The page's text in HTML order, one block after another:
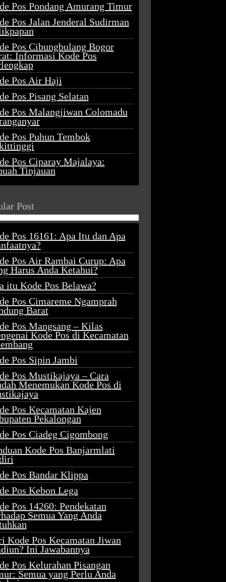
Pos Pondang Amurang Timur
Pos Jalan Jenderal Sudirman
Pos Cibungbulang Bogor
Informasi Kode Pos
Pos Air Haji
Pos Pisang Selatan
Pos Malangjiwan Colomadu
Pos Puhun Tembok
Pos Ciparay Majalaya:
Tinjauan
Post
Pos 16161: Apa Itu dan Apa
Pos Air Rambai Curup: Apa
Harus Anda Ketahui?
itu Kode Pos Belawa?
Pos Cimareme Ngamprah
Barat
Pos Mangsang – Kilas
Kode Pos di Kecamatan
Pos Sipin Jambi
Pos Mustikajaya – Cara
Menemukan Kode Pos di
Pos Kecamatan Kajen
Pekalongan
Pos Ciadeg Cigombong
Kode Pos Banjarmlati
Pos Bandar Klippa
Pos Kebon Lega
Pos 14260: Pendekatan
Semua Yang Anda
Kode Pos Kecamatan Jiwan
Ini Jawabannya
Pos Kelurahan Pisangan
Semua yang Perlu Anda